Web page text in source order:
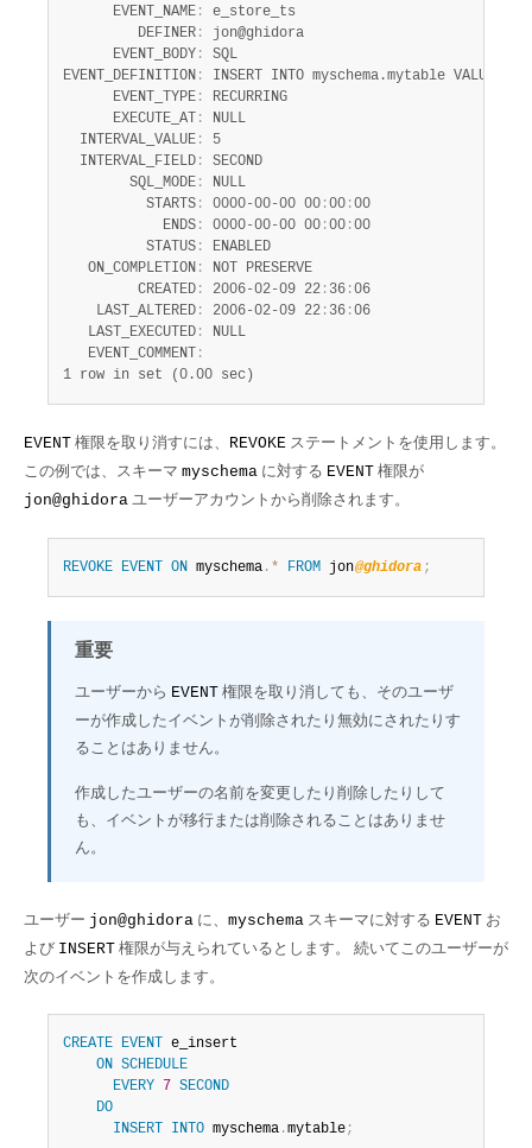
      EVENT_NAME
:
e_store_ts
         DEFINER
:
jon@ghidora
      EVENT_BODY
:
SQL
EVENT_DEFINITION :
INSERT INTO myschema.mytable VALUES
      EVENT_TYPE
:
RECURRING
      EXECUTE_AT
:
NULL
  INTERVAL_VALUE
:
5
  INTERVAL_FIELD
:
SECOND
        SQL_MODE
:
NULL
          STARTS
: 0000-00-00 00 :00 :00
            ENDS
: 0000-00-00 00 :00 :00
          STATUS
:
ENABLED
   ON_COMPLETION
:
NOT PRESERVE
         CREATED
: 2006-02-09 22 : 36 :06
    LAST_ALTERED
: 2006-02-09 22 : 36 :06
   LAST_EXECUTED
:
NULL
   EVENT_COMMENT
:
1 row in set (0.00 sec)
EVENT 権限を取り消すには、 REVOKE ステートメントを使用します。
この例では、スキーマ myschema に対する EVENT 権限が
jon@ghidora ユーザーアカウントから削除されます。
REVOKE EVENT ON myschema . * FROM jon@ghidora ;
重要
ユーザーから EVENT 権限を取り消しても、そのユーザ
ーが作成したイベントが削除されたり無効にされたりす
ることはありません。
作成したユーザーの名前を変更したり削除したりして
も、イベントが移行または削除されることはありませ
ん。
ユーザー jon@ghidora に、 myschema スキーマに対する EVENT お
よび INSERT 権限が与えられているとします。 続いてこのユーザーが
次のイベントを作成します。
CREATE EVENT
e_insert
ON SCHEDULE
EVERY
7 SECOND
DO
INSERT
INTO myschema .mytable;